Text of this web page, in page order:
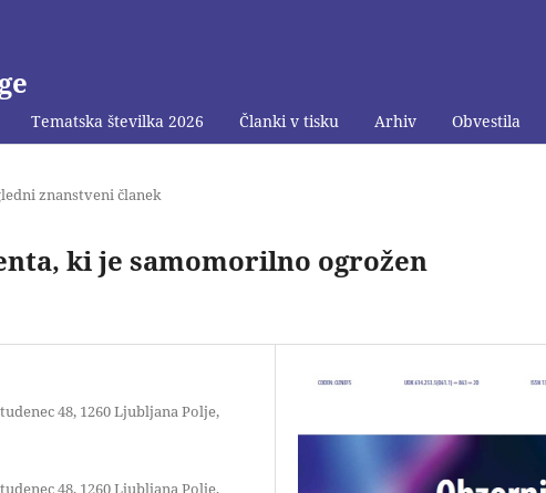
Tematska številka 2026 Članki v tisku Arhiv Obvestila
znanstveni članek
ki je samomorilno ogrožen
48, 1260 Ljubljana Polje,
48, 1260 Ljubljana Polje,